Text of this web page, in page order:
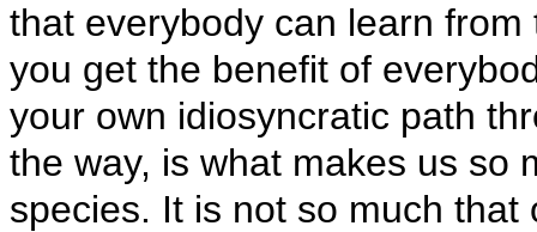
that everybody can learn
you get the benefit of
your own idiosyncratic path
the way, is what makes us so
species. It is not so much